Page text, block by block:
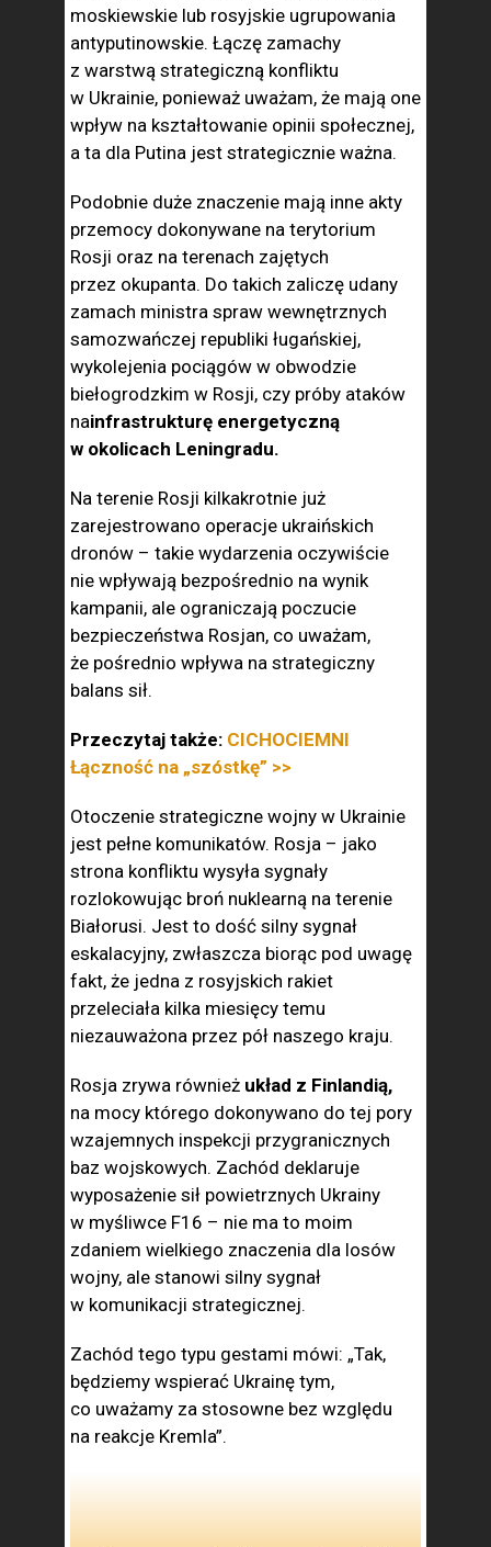
moskiewskie lub rosyjskie ugrupowania
antyputinowskie. Łączę zamachy
z warstwą strategiczną konfliktu
w Ukrainie, ponieważ uważam, że mają one
wpływ na kształtowanie opinii społecznej,
a ta dla Putina jest strategicznie ważna.
Podobnie duże znaczenie mają inne akty
przemocy dokonywane na terytorium
Rosji oraz na terenach zajętych
przez okupanta. Do takich zaliczę udany
zamach ministra spraw wewnętrznych
samozwańczej republiki ługańskiej,
wykolejenia pociągów w obwodzie
biełogrodzkim w Rosji, czy próby ataków
nainfrastrukturę energetyczną
w okolicach Leningradu.
Na terenie Rosji kilkakrotnie już
zarejestrowano operacje ukraińskich
dronów – takie wydarzenia oczywiście
nie wpływają bezpośrednio na wynik
kampanii, ale ograniczają poczucie
bezpieczeństwa Rosjan, co uważam,
że pośrednio wpływa na strategiczny
balans sił.
Przeczytaj także: CICHOCIEMNI
Łączność na „szóstkę” >>
Otoczenie strategiczne wojny w Ukrainie
jest pełne komunikatów. Rosja – jako
strona konfliktu wysyła sygnały
rozlokowując broń nuklearną na terenie
Białorusi. Jest to dość silny sygnał
eskalacyjny, zwłaszcza biorąc pod uwagę
fakt, że jedna z rosyjskich rakiet
przeleciała kilka miesięcy temu
niezauważona przez pół naszego kraju.
Rosja zrywa również układ z Finlandią,
na mocy którego dokonywano do tej pory
wzajemnych inspekcji przygranicznych
baz wojskowych. Zachód deklaruje
wyposażenie sił powietrznych Ukrainy
w myśliwce F16 – nie ma to moim
zdaniem wielkiego znaczenia dla losów
wojny, ale stanowi silny sygnał
w komunikacji strategicznej.
Zachód tego typu gestami mówi: „Tak,
będziemy wspierać Ukrainę tym,
co uważamy za stosowne bez względu
na reakcje Kremla”.